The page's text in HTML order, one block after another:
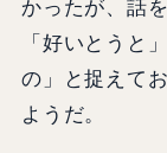
かったが、話
「好いとうと
の」と捉えて
ようだ。